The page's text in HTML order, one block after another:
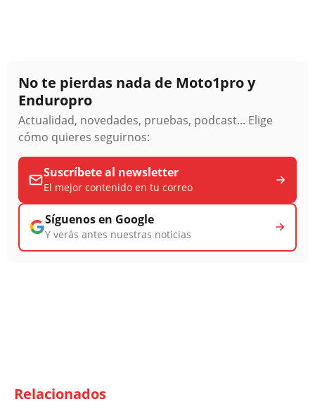
No te pierdas nada de Moto1pro y
Enduropro
Actualidad, novedades, pruebas, podcast... Elige
cómo quieres seguirnos:
Suscríbete al newsletter
El mejor contenido en tu correo
Síguenos en Google
Y verás antes nuestras noticias
Relacionados